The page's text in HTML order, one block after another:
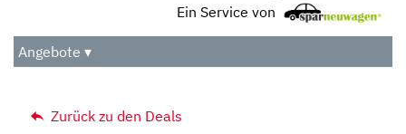
Audio
Das Beste
Ein Service von
Angebote ▾
Zurück zu den Deals